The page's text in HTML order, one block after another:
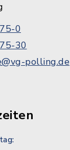
0
30
polling.de